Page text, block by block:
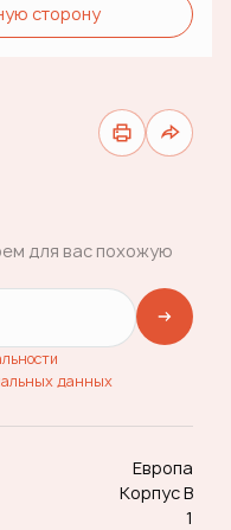
сторону
для вас похожую
данных
Европа
Корпус В
1